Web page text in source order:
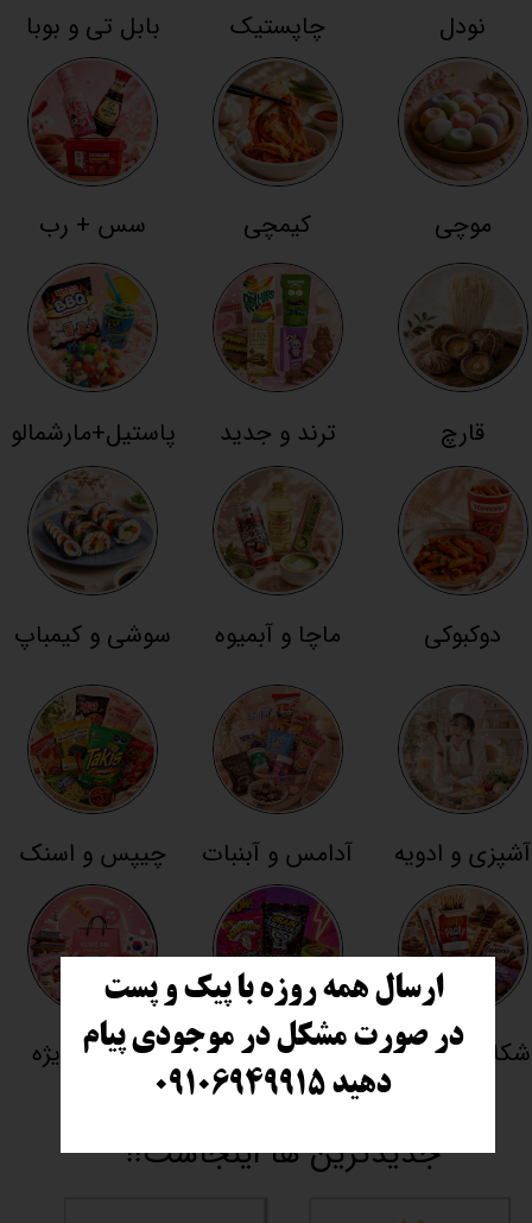
نودل چاپستیک بابل تی و بوبا
موچی کیمچی سس + رب
قارچ ترند و جدید پاستیل+مارشمالو
دوکبوکی ماچا و آبمیوه سوشی و کیمباپ
آشپزی و ادویه آدامس و آبنبات چیپس و اسنک
شکلات تنقلات ترش و چالشی تخفیفی ویژه
جدیدترین ها اینجاست!!
ارسال همه روزه با پیک و پست
در صورت مشکل در موجودی پیام
دهید